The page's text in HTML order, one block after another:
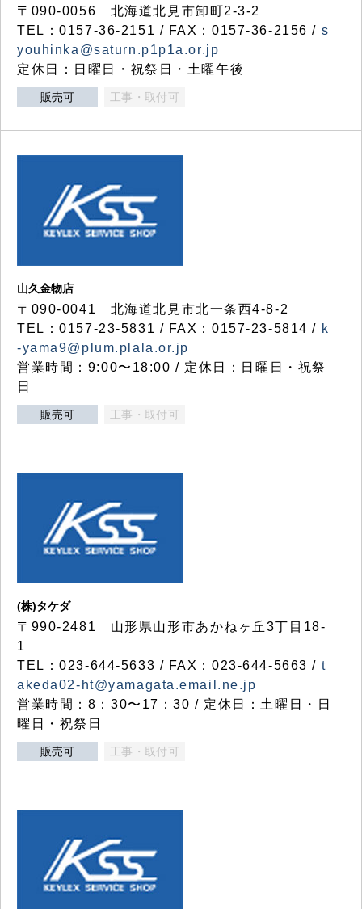
〒090-0056 北海道北見市卸町2-3-2
TEL：0157-36-2151 / FAX：0157-36-2156 / s
youhinka@saturn.p1p1a.or.jp
定休日：日曜日・祝祭日・土曜午後
販売可 工事・取付可
山久金物店
〒090-0041 北海道北見市北一条西4-8-2
TEL：0157-23-5831 / FAX：0157-23-5814 / k
-yama9@plum.plala.or.jp
営業時間：9:00〜18:00 / 定休日：日曜日・祝祭
日
販売可 工事・取付可
(株)タケダ
〒990-2481 山形県山形市あかねヶ丘3丁目18-
1
TEL：023-644-5633 / FAX：023-644-5663 / t
akeda02-ht@yamagata.email.ne.jp
営業時間：8：30〜17：30 / 定休日：土曜日・日
曜日・祝祭日
販売可 工事・取付可